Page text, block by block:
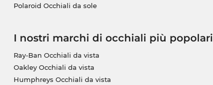
Polaroid Occhiali da sole
I nostri marchi di occhiali più popolari
Ray-Ban Occhiali da vista
Oakley Occhiali da vista
Humphreys Occhiali da vista